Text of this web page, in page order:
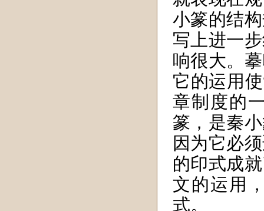
小篆的结
写上进一
响很大。
它的运用
章制度的
篆，是秦
因为它必
的印式成
文的运用
式。